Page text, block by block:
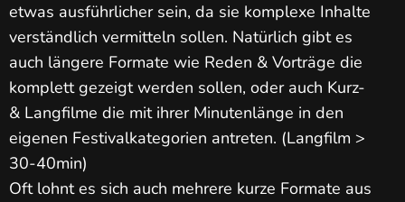
etwas ausführlicher sein, da sie komplexe Inhalte
verständlich vermitteln sollen. Natürlich gibt es
auch längere Formate wie Reden & Vorträge die
komplett gezeigt werden sollen, oder auch Kurz-
& Langfilme die mit ihrer Minutenlänge in den
eigenen Festivalkategorien antreten. (Langfilm >
30-40min)
Oft lohnt es sich auch mehrere kurze Formate aus